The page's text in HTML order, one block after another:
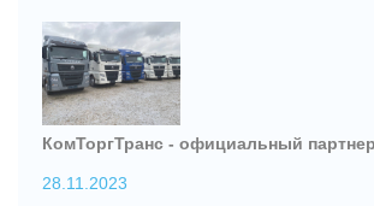
КомТоргТранс - официальный
28.11.2023